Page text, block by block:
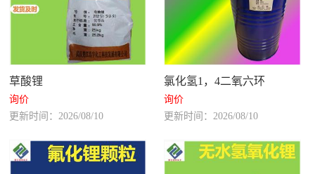
草酸锂
询价
更新时间：2026/08/10
氯化氢1，4二氧六环
询价
更新时间：2026/08/10